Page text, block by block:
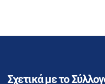
Σχετικά με το